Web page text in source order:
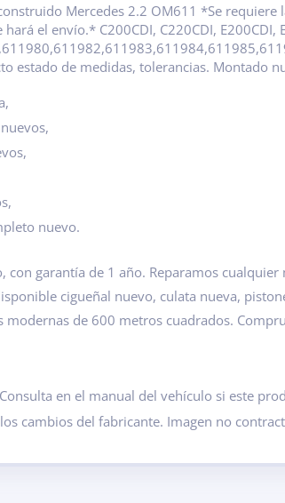
Mercedes 2.2 OM611 *Se
el envío.* C200CDI, C220CDI,
estado de medidas, tolerancias. Montado
nuevo.
garantía de 1 año. Reparamos
cigueñal nuevo, culata nueva,
modernas de 600 metros cuadrados.
Consulta en el manual del vehículo si este
cambios del fabricante. Imagen no